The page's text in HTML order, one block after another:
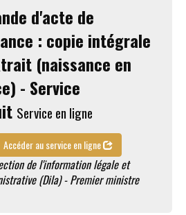
d'acte de
: copie intégrale
(naissance en
- Service
Service en ligne
Accéder au service en ligne
de l'information légale et
(Dila) - Premier ministre